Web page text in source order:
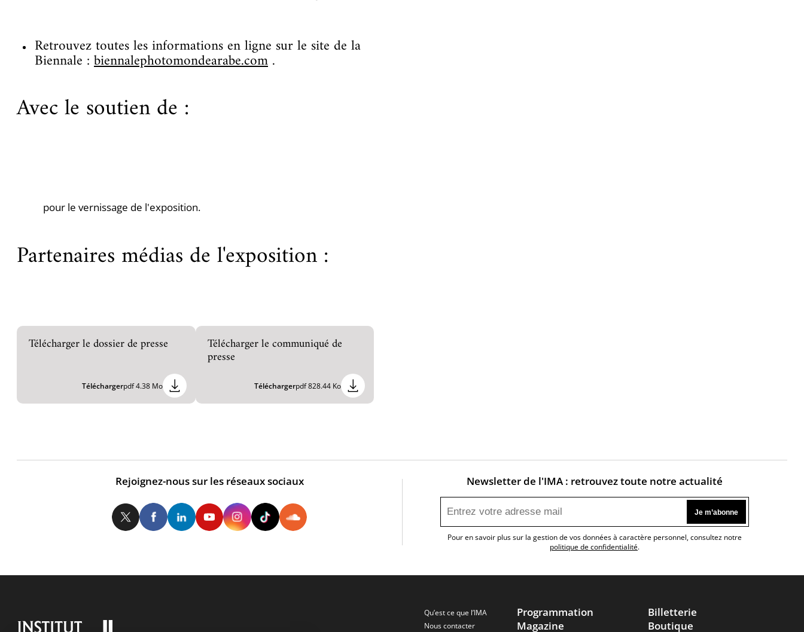
Retrouvez toutes les informations en ligne sur le site de la
Biennale :biennalephotomondearabe.com.
Avec le soutien de :
pour le vernissage de l'exposition.
Partenaires médias de l'exposition :
Télécharger le dossier de presse
Téléchargerpdf 4.38 Mo
Télécharger le communiqué de
presse
Téléchargerpdf 828.44 Ko
Rejoignez-nous sur les réseaux sociaux
TwitterFacebookLinkedInYoutubeInstagram
Newsletter de l'IMA : retrouvez toute notre actualité
Pour en savoir plus sur la gestion de vos données à caractère personnel, consultez notre
politique de confidentialité.
Qu’est ce que l’IMA
Nous contacter
Programmation
Magazine
Billetterie
Boutique